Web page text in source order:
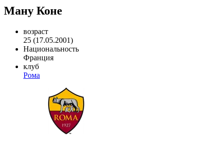
Ману Коне
возраст
25 (17.05.2001)
Национальность
Франция
клуб
Рома